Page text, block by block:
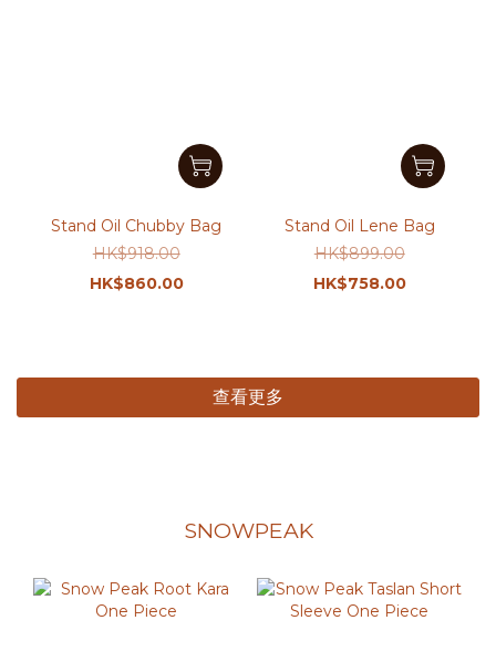
Stand Oil Chubby Bag
HK$918.00
HK$860.00
Stand Oil Lene Bag
HK$899.00
HK$758.00
查看更多
SNOWPEAK